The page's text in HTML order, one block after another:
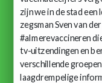
zijn we in de stad
zegsman Sven van
#almerevaccineren
tv-uitzendingen en
verschillende
laagdrempelige